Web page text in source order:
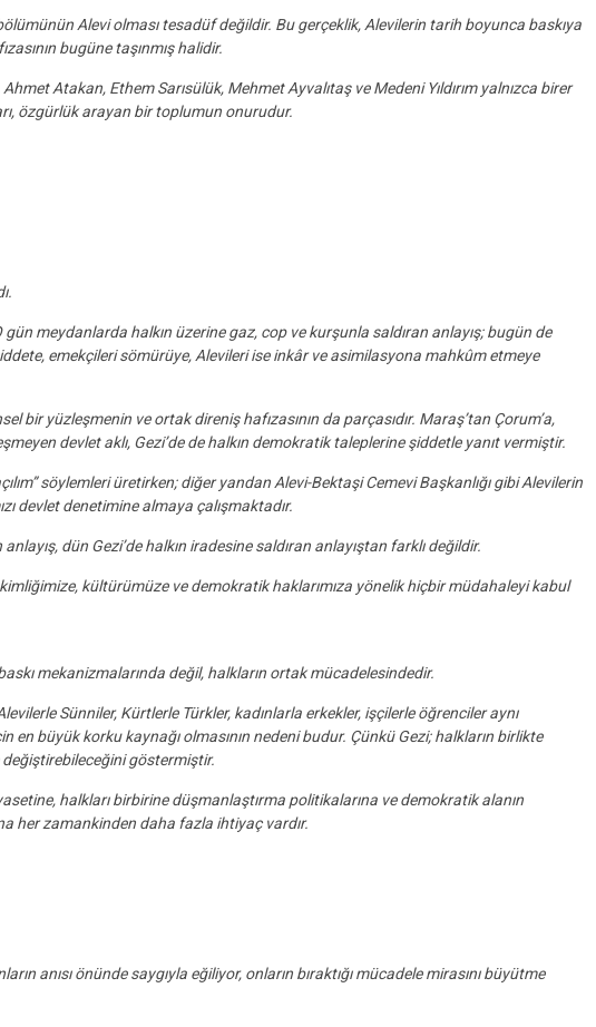
Alevi olması tesadüf değildir. Bu gerçeklik, Alevilerin tarih boyunca baskıya
bugüne taşınmış halidir.
Atakan, Ethem Sarısülük, Mehmet Ayvalıtaş ve Medeni Yıldırım yalnızca birer
özgürlük arayan bir toplumun onurudur.
meydanlarda halkın üzerine gaz, cop ve kurşunla saldıran anlayış; bugün de
emekçileri sömürüye, Alevileri ise inkâr ve asimilasyona mahkûm etmeye
bir yüzleşmenin ve ortak direniş hafızasının da parçasıdır. Maraş’tan Çorum’a,
devlet aklı, Gezi’de de halkın demokratik taleplerine şiddetle yanıt vermiştir.
söylemleri üretirken; diğer yandan Alevi-Bektaşi Cemevi Başkanlığı gibi Alevilerin
devlet denetimine almaya çalışmaktadır.
dün Gezi’de halkın iradesine saldıran anlayıştan farklı değildir.
kimliğimize, kültürümüze ve demokratik haklarımıza yönelik hiçbir müdahaleyi kabul
mekanizmalarında değil, halkların ortak mücadelesindedir.
Sünniler, Kürtlerle Türkler, kadınlarla erkekler, işçilerle öğrenciler aynı
en büyük korku kaynağı olmasının nedeni budur. Çünkü Gezi; halkların birlikte
göstermiştir.
halkları birbirine düşmanlaştırma politikalarına ve demokratik alanın
her zamankinden daha fazla ihtiyaç vardır.
anısı önünde saygıyla eğiliyor, onların bıraktığı mücadele mirasını büyütme